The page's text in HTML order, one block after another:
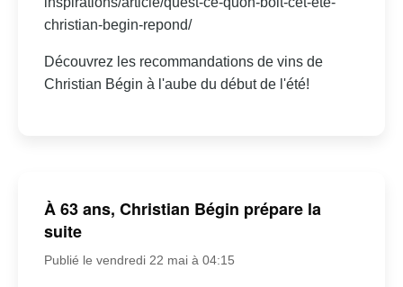
christian-begin-repond/
Découvrez les recommandations de vins de
Christian Bégin à l'aube du début de l'été!
À 63 ans, Christian Bégin prépare la
suite
Publié le vendredi 22 mai à 04:15